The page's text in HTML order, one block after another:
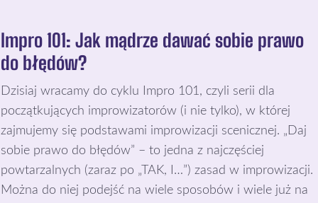
Impro 101: Jak mądrze dawać sobie prawo
do błędów?
Dzisiaj wracamy do cyklu Impro 101, czyli serii dla
początkujących improwizatorów (i nie tylko), w której
zajmujemy się podstawami improwizacji scenicznej. „Daj
sobie prawo do błędów” – to jedna z najczęściej
powtarzalnych (zaraz po „TAK, I…”) zasad w improwizacji.
Można do niej podejść na wiele sposobów i wiele już na